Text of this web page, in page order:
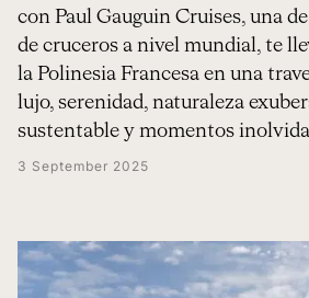
con Paul Gauguin Cruises, una
de cruceros a nivel mundial, te
la Polinesia Francesa en una
lujo, serenidad, naturaleza
sustentable y momentos
3 September 2025